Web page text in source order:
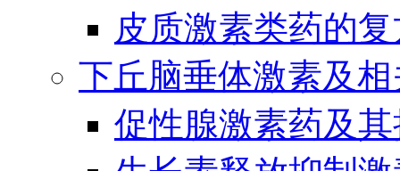
皮质激素类药的
下丘脑垂体激素及
促性腺激素药及